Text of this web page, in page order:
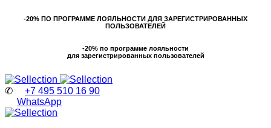
-20% ПО ПРОГРАММЕ ЛОЯЛЬНОСТИ ДЛЯ ЗАРЕГИСТРИРОВАННЫХ
ПОЛЬЗОВАТЕЛЕЙ
-20% по программе лояльности
для зарегистрированных пользователей
✆ +7 495 510 16 90
WhatsApp